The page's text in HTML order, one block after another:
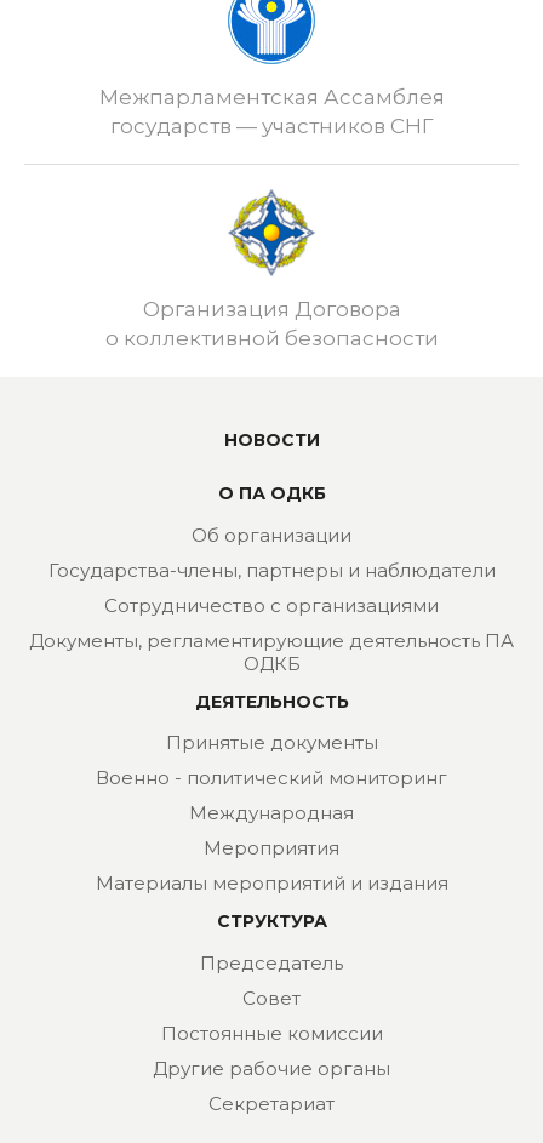
Межпарламентская Ассамблея
государств — участников СНГ
Организация Договора
о коллективной безопасности
НОВОСТИ
О ПА ОДКБ
Об организации
Государства-члены, партнеры и наблюдатели
Сотрудничество с организациями
Документы, регламентирующие деятельность ПА
ОДКБ
ДЕЯТЕЛЬНОСТЬ
Принятые документы
Военно - политический мониторинг
Международная
Мероприятия
Материалы мероприятий и издания
СТРУКТУРА
Председатель
Совет
Постоянные комиссии
Другие рабочие органы
Секретариат